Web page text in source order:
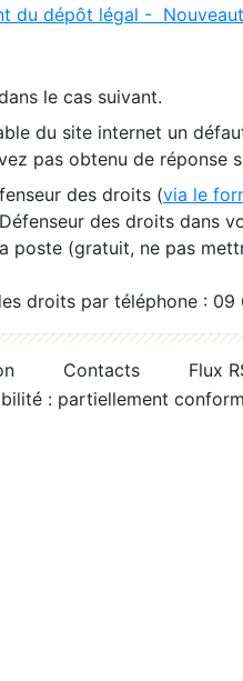
du dépôt légal -
le cas suivant.
du site internet un
pas obtenu de réponse
des droits (via le
des droits dans
poste (gratuit, ne pas
droits par téléphone :
Contacts
Flux
: partiellement